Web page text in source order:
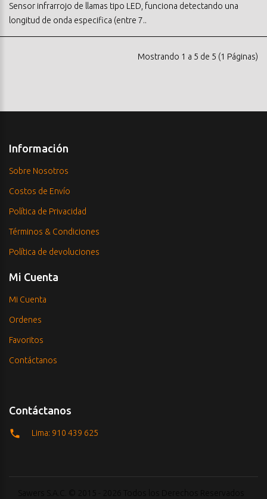
Sensor infrarrojo de llamas tipo LED, funciona detectando una
longitud de onda especifica (entre 7..
Mostrando 1 a 5 de 5 (1 Páginas)
Información
Sobre Nosotros
Costos de Envío
Política de Privacidad
Términos & Condiciones
Política de devoluciones
Mi Cuenta
Mi Cuenta
Ordenes
Favoritos
Contáctanos
Contáctanos
Lima: 910 439 625